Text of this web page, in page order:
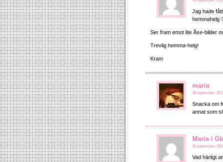
Jag hade
hemmahelg
Ser fram emot lite Åse-bilder
Trevlig hemma-helg!
Kram
maria
16 september,
Snacka om
annat som
Maria i
16 september,
Vad härligt